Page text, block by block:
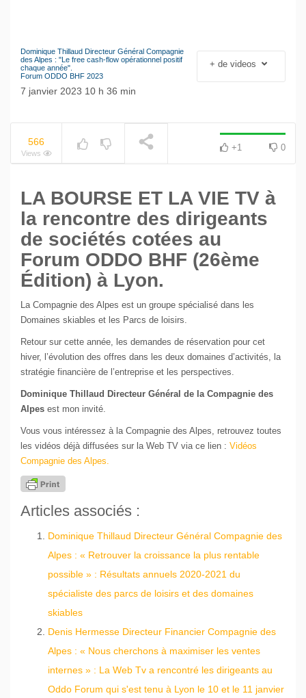
NOW PLAYING
Le séisme industriel
Dominique Thillaud Directeur Général Compagnie
des Alpes : "Le free cash-flow opérationnel positif
chaque année".
Forum ODDO BHF 2023
7 janvier 2023 10 h 36 min
+ de videos
566
Views
+1 0
LA BOURSE ET LA VIE TV à
la rencontre des dirigeants
de sociétés cotées au
Forum ODDO BHF (26ème
Édition) à Lyon.
La Compagnie des Alpes est un groupe spécialisé dans les
Domaines skiables et les Parcs de loisirs.
Retour sur cette année, les demandes de réservation pour cet
hiver, l’évolution des offres dans les deux domaines d’activités, la
stratégie financière de l’entreprise et les perspectives.
Dominique Thillaud Directeur Général de la Compagnie des
Alpes est mon invité.
Vous vous intéressez à la Compagnie des Alpes, retrouvez toutes
les vidéos déjà diffusées sur la Web TV via ce lien : Vidéos
Compagnie des Alpes.
Articles associés :
Dominique Thillaud Directeur Général Compagnie des
Alpes : « Retrouver la croissance la plus rentable
possible » : Résultats annuels 2020-2021 du
spécialiste des parcs de loisirs et des domaines
skiables
Denis Hermesse Directeur Financier Compagnie des
Alpes : « Nous cherchons à maximiser les ventes
internes » : La Web Tv a rencontré les dirigeants au
Oddo Forum qui s'est tenu à Lyon le 10 et le 11 janvier